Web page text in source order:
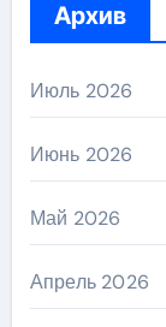
Архив
Июль 2026
Июнь 2026
Май 2026
Апрель 2026